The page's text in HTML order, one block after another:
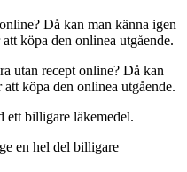
Då kan man känna igen
köpa den onlinea utgående.
utan recept online? Då kan
köpa den onlinea utgående.
ett billigare läkemedel.
en hel del billigare